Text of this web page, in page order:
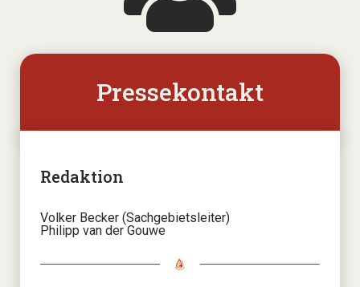
Pressekontakt
Redaktion
Volker Becker (Sachgebietsleiter)
Philipp van der Gouwe